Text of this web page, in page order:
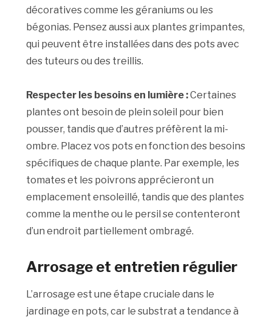
décoratives comme les géraniums ou les
bégonias. Pensez aussi aux plantes grimpantes,
qui peuvent être installées dans des pots avec
des tuteurs ou des treillis.
Respecter les besoins en lumière :Certaines
plantes ont besoin de plein soleil pour bien
pousser, tandis que d’autres préfèrent la mi-
ombre. Placez vos pots en fonction des besoins
spécifiques de chaque plante. Par exemple, les
tomates et les poivrons apprécieront un
emplacement ensoleillé, tandis que des plantes
comme la menthe ou le persil se contenteront
d’un endroit partiellement ombragé.
Arrosage et entretien régulier
L’arrosage est une étape cruciale dans le
jardinage en pots, car le substrat a tendance à